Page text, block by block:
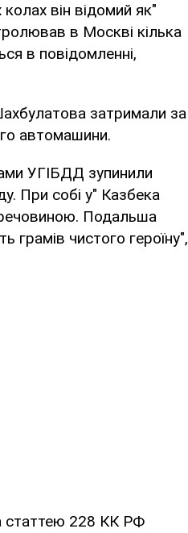
він відомий як"
в Москві кілька
в повідомленні,
затримали за
автомашини.
УГІБДД зупинили
При собі у" Казбека
Подальша
грамів чистого героїну",
статтею 228 КК РФ